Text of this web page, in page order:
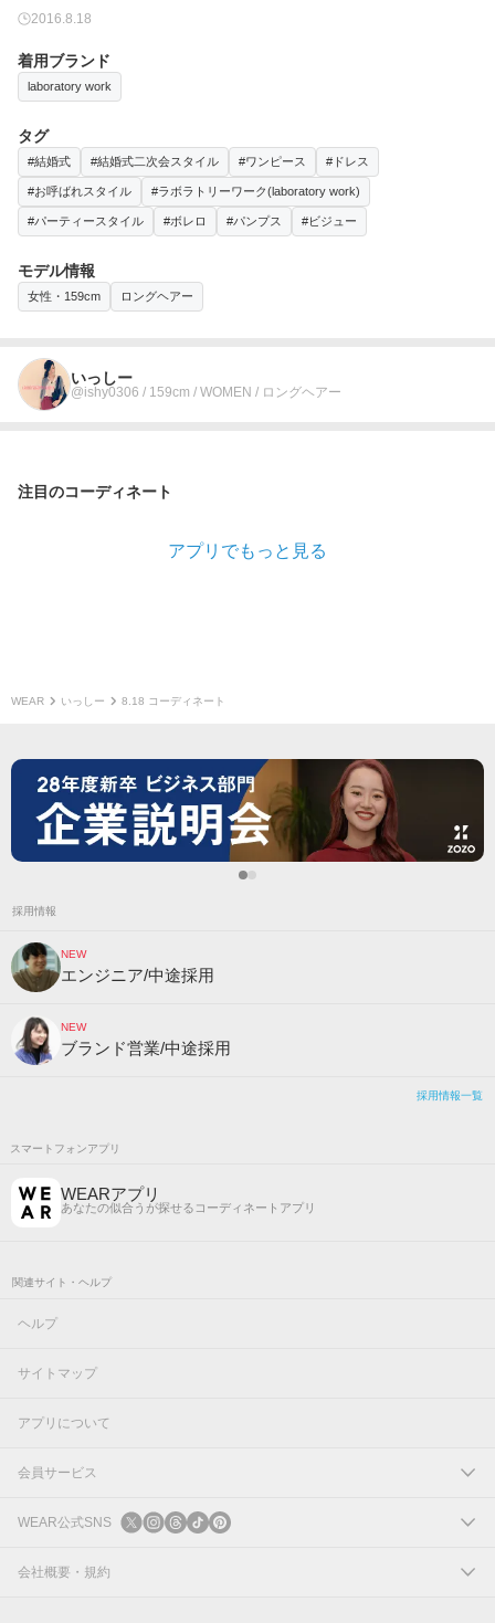
2016.8.18
着用ブランド
laboratory work
タグ
#結婚式 #結婚式二次会スタイル #ワンピース #ドレス
#お呼ばれスタイル #ラボラトリーワーク(laboratory work)
#パーティースタイル #ボレロ #パンプス #ビジュー
モデル情報
女性・159cm ロングヘアー
いっしー
@ishy0306 / 159cm / WOMEN / ロングヘアー
注目のコーディネート
アプリでもっと見る
WEAR いっしー 8.18 コーディネート
採用情報
NEW
エンジニア/中途採用
NEW
ブランド営業/中途採用
採用情報一覧
スマートフォンアプリ
WEARアプリ
あなたの似合うが探せるコーディネートアプリ
関連サイト・ヘルプ
ヘルプ
サイトマップ
アプリについて
会員サービス
ログイン
新規会員登録
WEAR公式SNS
X
会社概要・規約